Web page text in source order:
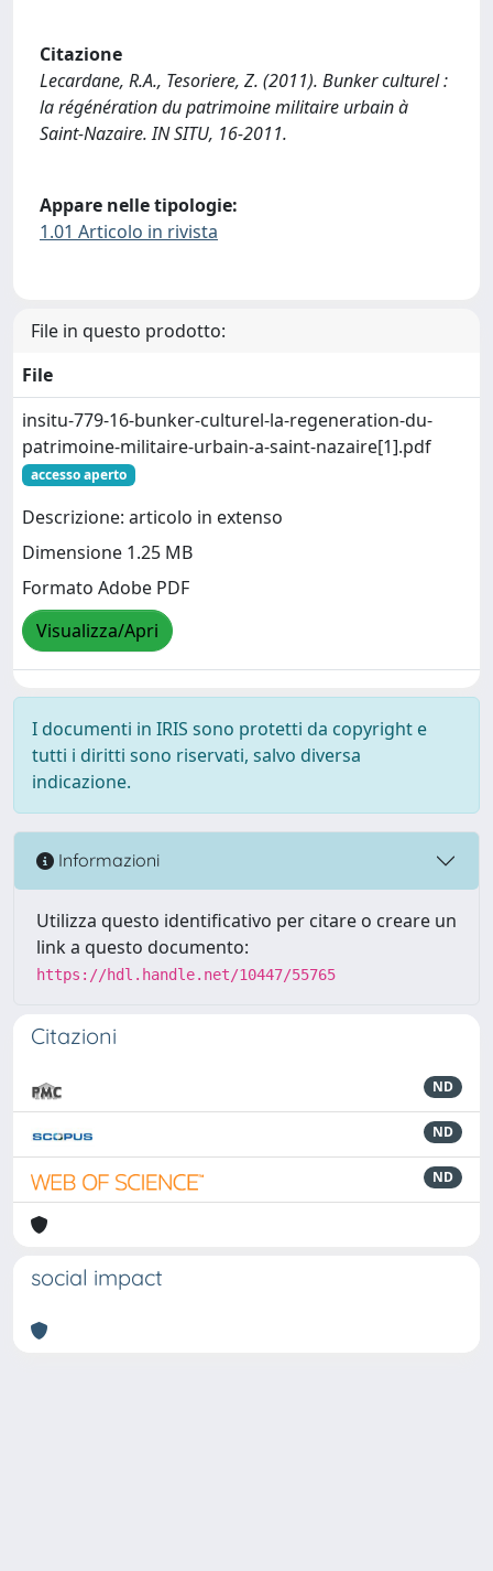
Citazione
Lecardane, R.A., Tesoriere, Z. (2011). Bunker culturel :
la régénération du patrimoine militaire urbain à
Saint-Nazaire. IN SITU, 16-2011.
Appare nelle tipologie:
1.01 Articolo in rivista
File in questo prodotto:
File
insitu-779-16-bunker-culturel-la-regeneration-du-
patrimoine-militaire-urbain-a-saint-nazaire[1].pdf
accesso aperto
Descrizione: articolo in extenso
Dimensione 1.25 MB
Formato Adobe PDF
Visualizza/Apri
I documenti in IRIS sono protetti da copyright e
tutti i diritti sono riservati, salvo diversa
indicazione.
Informazioni
Utilizza questo identificativo per citare o creare un
link a questo documento:
https://hdl.handle.net/10447/55765
Citazioni
ND
ND
ND
social impact